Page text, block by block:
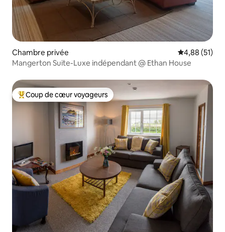
Chambre privée Évaluation
4,88 (51)
Mangerton Suite-Luxe indépendant @ Ethan House
Coups de cœur voyageurs les plus appréciés
Coup de cœur voyageurs